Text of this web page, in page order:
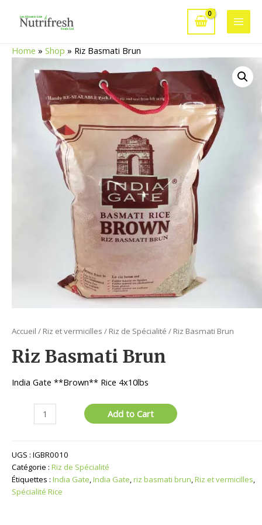
Main
Home » Shop » Riz Basmati Brun
Accueil / Riz et vermicilles / Riz de Spécialité / Riz Basmati Brun
Riz Basmati Brun
India Gate **Brown** Rice 4x10lbs
quantité
Basmati
Brun
Add to Cart
UGS : IGBR0010
Catégorie : Riz de Spécialité
Étiquettes : India Gate,India Gate,riz basmati brun,Riz et vermicilles,
Spécialité Rice